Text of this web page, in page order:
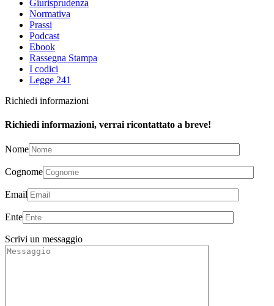
Giurisprudenza
Normativa
Prassi
Podcast
Ebook
Rassegna Stampa
I codici
Legge 241
Richiedi informazioni
Richiedi informazioni, verrai ricontattato a breve!
Nome
Cognome
Email
Ente
Scrivi un messaggio